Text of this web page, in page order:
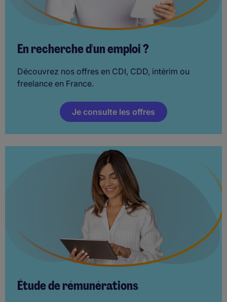
En recherche d'un emploi ?
Découvrez nos offres en CDI, CDD, intérim ou
freelance en France.
Je consulte les offres
Étude de rémunérations